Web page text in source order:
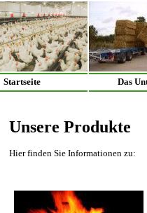
Startseite Das
Unsere Produkte
Hier finden Sie Informationen zu: